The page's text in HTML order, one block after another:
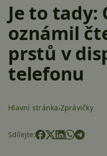
Je to tady:
oznámil
prstů v
telefonu
Hlavní stránka Zprávičky
Sdílejte: